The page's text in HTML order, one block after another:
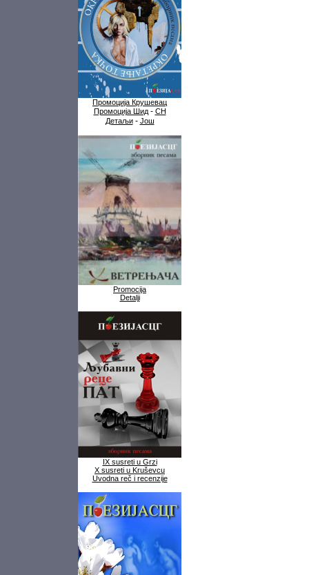
Промоција Крушевац
Промоција Шид- СН
Детаљи- Још
Promocija
Detalji
IX susreti u Grzi
X susreti u Kruševcu
Uvodna reč i recenzije